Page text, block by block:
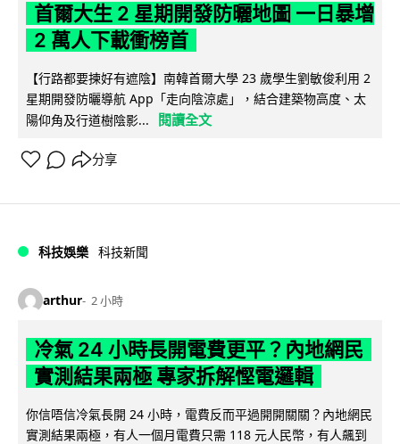
首爾大生 2 星期開發防曬地圖 一日暴增
2 萬人下載衝榜首
【行路都要揀好有遮陰】南韓首爾大學 23 歲學生劉敏俊利用 2
星期開發防曬導航 App「走向陰涼處」，結合建築物高度、太
陽仰角及行道樹陰影...
閱讀全文
分享
科技娛樂 科技新聞
arthur 2 小時
冷氣 24 小時長開電費更平？內地網民
實測結果兩極 專家拆解慳電邏輯
你信唔信冷氣長開 24 小時，電費反而平過開開關關？內地網民
實測結果兩極，有人一個月電費只需 118 元人民幣，有人飆到